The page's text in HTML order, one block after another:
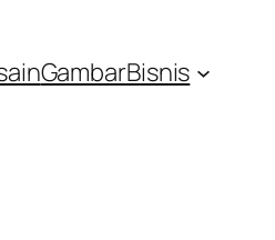
GambarBisnis